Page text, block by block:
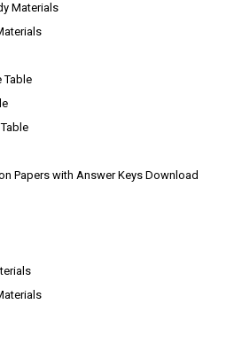
Materials
Table
Papers with Answer Keys Download